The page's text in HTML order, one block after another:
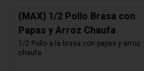
(MAX) 1/2 Pollo Brasa con
Papas y Arroz Chaufa
1/2 Pollo a la brasa con papas y arroz
chaufa.